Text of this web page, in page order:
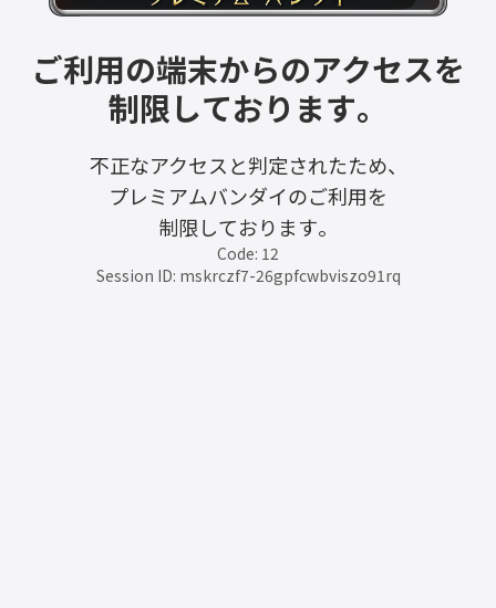
ご利用の端末からのアクセスを
制限しております。
不正なアクセスと判定されたため、
プレミアムバンダイのご利用を
制限しております。
Code: 12
Session ID: mskrczf7-26gpfcwbviszo91rq